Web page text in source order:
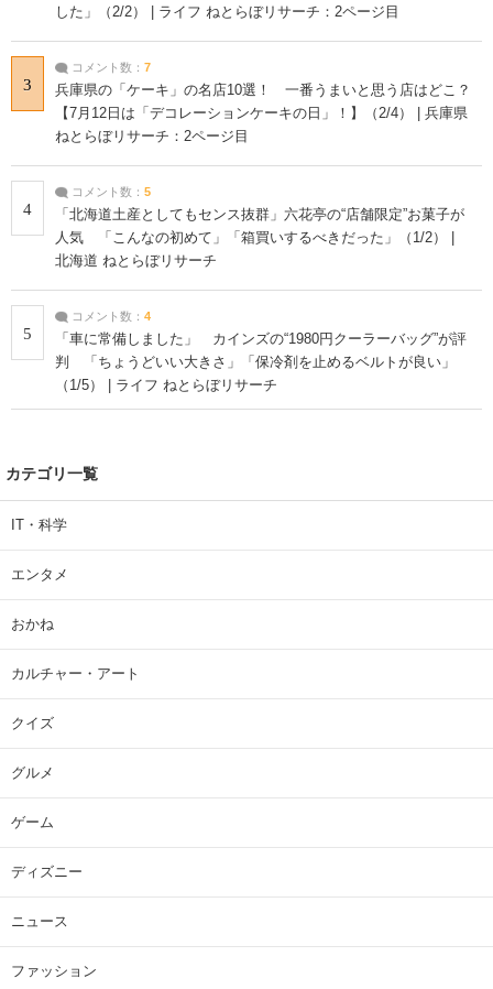
した」（2/2） | ライフ ねとらぼリサーチ：2ページ目
3
コメント数： 7
兵庫県の「ケーキ」の名店10選！ 一番うまいと思う店はどこ？
【7月12日は「デコレーションケーキの日」！】（2/4） | 兵庫県
ねとらぼリサーチ：2ページ目
4
コメント数： 5
「北海道土産としてもセンス抜群」六花亭の“店舗限定”お菓子が
人気 「こんなの初めて」「箱買いするべきだった」（1/2） |
北海道 ねとらぼリサーチ
5
コメント数： 4
「車に常備しました」 カインズの“1980円クーラーバッグ”が評
判 「ちょうどいい大きさ」「保冷剤を止めるベルトが良い」
（1/5） | ライフ ねとらぼリサーチ
カテゴリ一覧
IT・科学
エンタメ
おかね
カルチャー・アート
クイズ
グルメ
ゲーム
ディズニー
ニュース
ファッション